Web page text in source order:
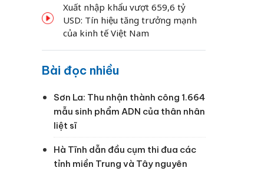
Xuất nhập khẩu vượt 659,6 tỷ
USD: Tín hiệu tăng trưởng mạnh
của kinh tế Việt Nam
Bài đọc nhiều
Sơn La: Thu nhận thành công 1.664
mẫu sinh phẩm ADN của thân nhân
liệt sĩ
Hà Tĩnh dẫn đầu cụm thi đua các
tỉnh miền Trung và Tây nguyên